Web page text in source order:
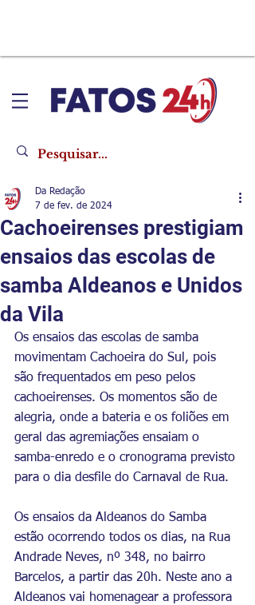
Cachoeirenses prestigiam
ensaios das escolas de
samba Aldeanos e Unidos
da Vila
Da Redação
7 de fev. de 2024
Os ensaios das escolas de samba
movimentam Cachoeira do Sul, pois
são frequentados em peso pelos
cachoeirenses. Os momentos são de
alegria, onde a bateria e os foliões em
geral das agremiações ensaiam o
samba-enredo e o cronograma previsto
para o dia desfile do Carnaval de Rua.
Os ensaios da Aldeanos do Samba
estão ocorrendo todos os dias, na Rua
Andrade Neves, nº 348, no bairro
Barcelos, a partir das 20h. Neste ano a
Aldeanos vai homenagear a professora